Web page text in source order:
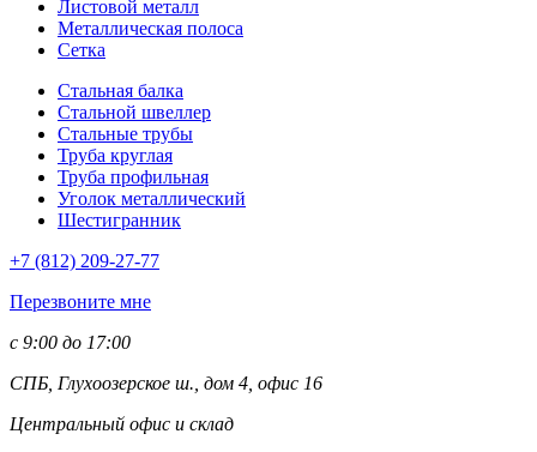
Листовой металл
Металлическая полоса
Сетка
Стальная балка
Стальной швеллер
Стальные трубы
Труба круглая
Труба профильная
Уголок металлический
Шестигранник
+7 (812) 209-27-77
Перезвоните мне
с 9:00 до 17:00
СПБ, Глухоозерское ш., дом 4, офис 16
Центральный офис и склад